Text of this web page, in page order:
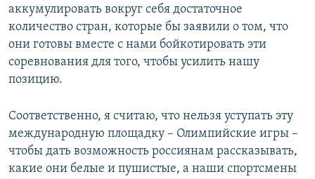
аккумулировать вокруг себя достаточное
количество стран, которые бы заявили о том, что
они готовы вместе с нами бойкотировать эти
соревнования для того, чтобы усилить нашу
позицию.
Соответственно, я считаю, что нельзя уступать эту
международную площадку – Олимпийские игры –
чтобы дать возможность россиянам рассказывать,
какие они белые и пушистые, а наши спортсмены